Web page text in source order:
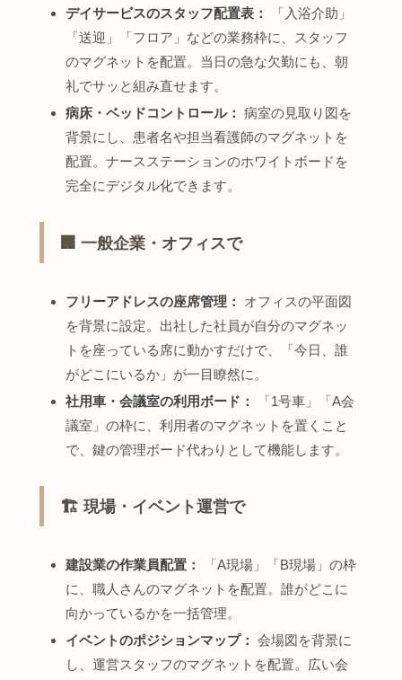
デイサービスのスタッフ配置表：
「入浴介助」
「送迎」「フロア」などの業務枠に、スタッフ
のマグネットを配置。当日の急な欠勤にも、朝
礼でサッと組み直せます。
病床・ベッドコントロール： 病室の見取り図を
背景にし、患者名や担当看護師のマグネットを
配置。ナースステーションのホワイトボードを
完全にデジタル化できます。
🏢 一般企業・オフィスで
フリーアドレスの座席管理：
オフィスの平面図
を背景に設定。出社した社員が自分のマグネッ
トを座っている席に動かすだけで、「今日、誰
がどこにいるか」が一目瞭然に。
社用車・会議室の利用ボード：
「1号車」「A会
議室」の枠に、利用者のマグネットを置くこと
で、鍵の管理ボード代わりとして機能します。
🏗️ 現場・イベント運営で
建設業の作業員配置：
「A現場」「B現場」の枠
に、職人さんのマグネットを配置。誰がどこに
向かっているかを一括管理。
イベントのポジションマップ： 会場図を背景に
し、運営スタッフのマグネットを配置。広い会